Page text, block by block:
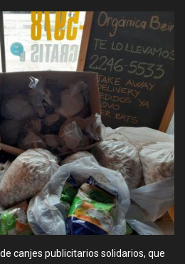
canjes publicitarios solidarios, que